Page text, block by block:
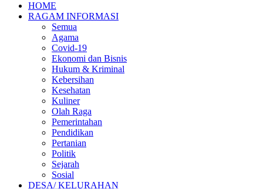
HOME
RAGAM INFORMASI
Semua
Agama
Covid-19
Ekonomi dan Bisnis
Hukum & Kriminal
Kebersihan
Kesehatan
Kuliner
Olah Raga
Pemerintahan
Pendidikan
Pertanian
Politik
Sejarah
Sosial
DESA/ KELURAHAN